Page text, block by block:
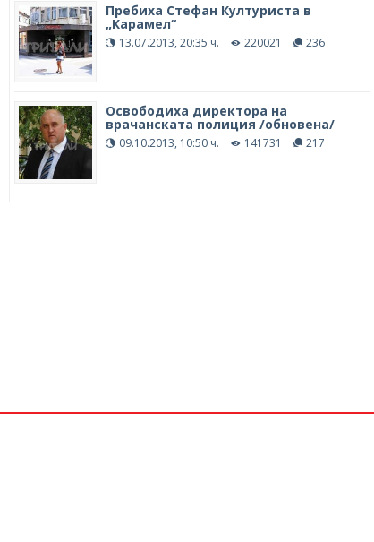
Пребиха Стефан Културиста в
„Карамел“
13.07.2013, 20:35 ч. 220021 236
Освободиха директора на
врачанската полиция /обновена/
09.10.2013, 10:50 ч. 141731 217